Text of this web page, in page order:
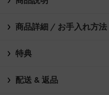
商品詳細 / お手入れ方法
特典
配送 & 返品